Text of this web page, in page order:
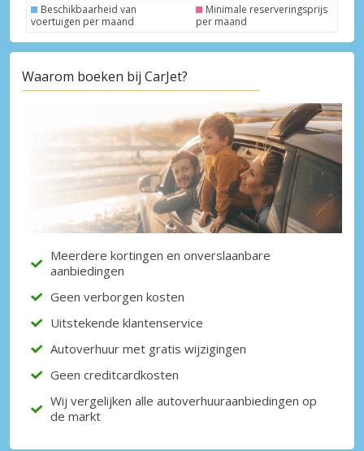
Beschikbaarheid van
voertuigen per maand
Minimale reserveringsprijs
per maand
Waarom boeken bij CarJet?
Meerdere kortingen en onverslaanbare
aanbiedingen
Geen verborgen kosten
Uitstekende klantenservice
Autoverhuur met gratis wijzigingen
Geen creditcardkosten
Wij vergelijken alle autoverhuuraanbiedingen op
de markt